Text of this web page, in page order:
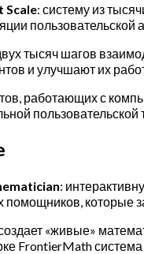
Scale: систему из
пользовательской
тысяч шагов
и улучшают их
работающих с
:
которые
«живые»
FrontierMath